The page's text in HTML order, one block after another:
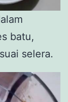
batu,
selera.